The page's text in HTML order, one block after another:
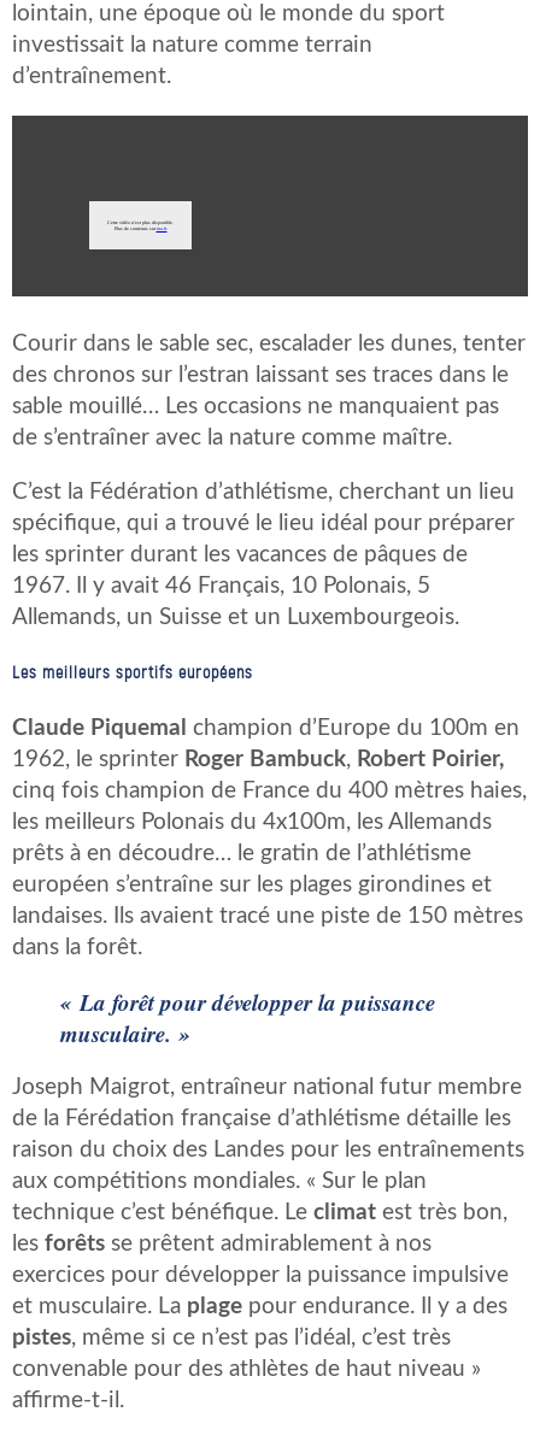
lointain, une époque où le monde du sport
investissait la nature comme terrain
d’entraînement.
Courir dans le sable sec, escalader les dunes, tenter
des chronos sur l’estran laissant ses traces dans le
sable mouillé… Les occasions ne manquaient pas
de s’entraîner avec la nature comme maître.
C’est la Fédération d’athlétisme, cherchant un lieu
spécifique, qui a trouvé le lieu idéal pour préparer
les sprinter durant les vacances de pâques de
1967. Il y avait 46 Français, 10 Polonais, 5
Allemands, un Suisse et un Luxembourgeois.
Les meilleurs sportifs européens
Claude Piquemal champion d’Europe du 100m en
1962, le sprinter Roger Bambuck, Robert Poirier,
cinq fois champion de France du 400 mètres haies,
les meilleurs Polonais du 4x100m, les Allemands
prêts à en découdre… le gratin de l’athlétisme
européen s’entraîne sur les plages girondines et
landaises. Ils avaient tracé une piste de 150 mètres
dans la forêt.
« La forêt pour développer la puissance
musculaire. »
Joseph Maigrot, entraîneur national futur membre
de la Férédation française d’athlétisme détaille les
raison du choix des Landes pour les entraînements
aux compétitions mondiales. « Sur le plan
technique c’est bénéfique. Le climat est très bon,
les forêts se prêtent admirablement à nos
exercices pour développer la puissance impulsive
et musculaire. La plage pour endurance. Il y a des
pistes, même si ce n’est pas l’idéal, c’est très
convenable pour des athlètes de haut niveau »
affirme-t-il.